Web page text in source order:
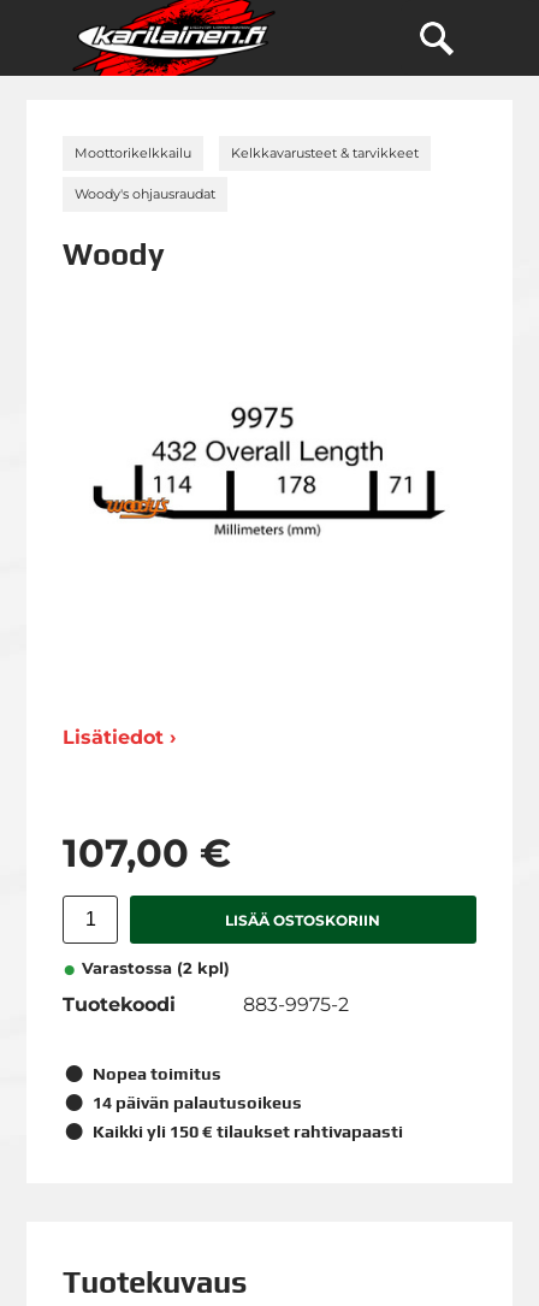
Moottorikelkkailu Kelkkavarusteet & tarvikkeet
Woody's ohjausraudat
Woody
Lisätiedot ›
107,00 €
LISÄÄ OSTOSKORIIN
Varastossa (2 kpl)
Tuotekoodi 883-9975-2
Nopea toimitus
14 päivän palautusoikeus
Kaikki yli 150 € tilaukset rahtivapaasti
Tuotekuvaus